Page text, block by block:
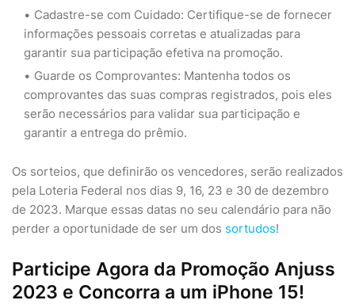
Cadastre-se com Cuidado: Certifique-se de fornecer
informações pessoais corretas e atualizadas para
garantir sua participação efetiva na promoção.
Guarde os Comprovantes: Mantenha todos os
comprovantes das suas compras registrados, pois eles
serão necessários para validar sua participação e
garantir a entrega do prêmio.
Os sorteios, que definirão os vencedores, serão realizados
pela Loteria Federal nos dias 9, 16, 23 e 30 de dezembro
de 2023. Marque essas datas no seu calendário para não
perder a oportunidade de ser um dos sortudos!
Participe Agora da Promoção Anjuss
2023 e Concorra a um iPhone 15!